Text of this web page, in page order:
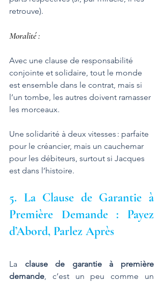
retrouve).
Moralité :
Avec une clause de responsabilité
conjointe et solidaire, tout le monde
est ensemble dans le contrat, mais si
l’un tombe, les autres doivent ramasser
les morceaux.
Une solidarité à deux vitesses : parfaite
pour le créancier, mais un cauchemar
pour les débiteurs, surtout si Jacques
est dans l’histoire.
5. La Clause de Garantie à
Première Demande : Payez
d’Abord, Parlez Après
La clause de garantie à première
demande, c’est un peu comme un